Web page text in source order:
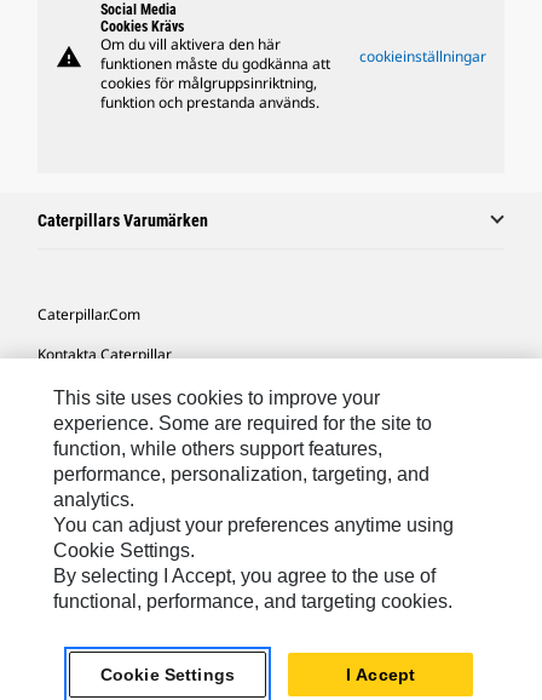
warning
Social Media
Cookies Krävs
Om du vill aktivera den här
funktionen måste du godkänna att
cookies för målgruppsinriktning,
funktion och prestanda används.
cookieinställningar
Caterpillars Varumärken
Caterpillar.com
Kontakta Caterpillar
Mina Marknadsföringspreferenser
Platskarta
Cookie Settings
Juridiskt
Sekretess
Europe-Swedish© 2026 Caterpillar. Med ensamrätt.
This site uses cookies to improve your
experience. Some are required for the site to
function, while others support features,
performance, personalization, targeting, and
analytics.
You can adjust your preferences anytime using
Cookie Settings.
By selecting I Accept, you agree to the use of
functional, performance, and targeting cookies.
Cookie Settings I Accept